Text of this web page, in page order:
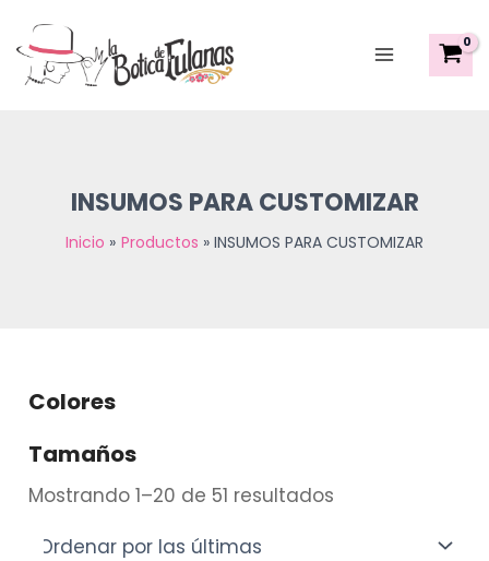
contenido
Menu
INSUMOS PARA CUSTOMIZAR
Inicio Productos INSUMOS PARA CUSTOMIZAR
Colores
Tamaños
Mostrando 1–20 de 51 resultados
latest